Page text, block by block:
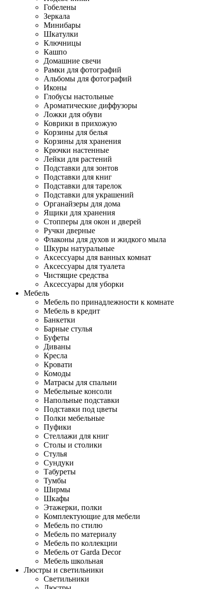
Гобелены
Зеркала
Минибары
Шкатулки
Ключницы
Кашпо
Домашние свечи
Рамки для фотографий
Альбомы для фотографий
Иконы
Глобусы настольные
Ароматические диффузоры
Ложки для обуви
Коврики в прихожую
Корзины для белья
Корзины для хранения
Крючки настенные
Лейки для растений
Подставки для зонтов
Подставки для книг
Подставки для тарелок
Подставки для украшений
Органайзеры для дома
Ящики для хранения
Стопперы для окон и дверей
Ручки дверные
Флаконы для духов и жидкого мыла
Шкуры натуральные
Аксессуары для ванных комнат
Аксессуары для туалета
Чистящие средства
Аксессуары для уборки
Мебель
Мебель по принадлежности к комнате
Мебель в кредит
Банкетки
Барные стулья
Буфеты
Диваны
Кресла
Кровати
Комоды
Матрасы для спальни
Мебельные консоли
Напольные подставки
Подставки под цветы
Полки мебельные
Пуфики
Стеллажи для книг
Столы и столики
Стулья
Сундуки
Табуреты
Тумбы
Ширмы
Шкафы
Этажерки, полки
Комплектующие для мебели
Мебель по стилю
Мебель по материалу
Мебель по коллекции
Мебель от Garda Decor
Мебель школьная
Люстры и светильники
Светильники